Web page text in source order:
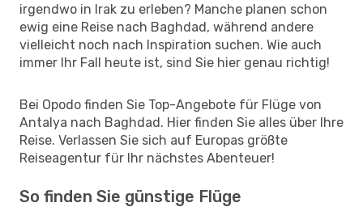
irgendwo in Irak zu erleben? Manche planen schon
ewig eine Reise nach Baghdad, während andere
vielleicht noch nach Inspiration suchen. Wie auch
immer Ihr Fall heute ist, sind Sie hier genau richtig!
Bei Opodo finden Sie Top-Angebote für Flüge von
Antalya nach Baghdad. Hier finden Sie alles über Ihre
Reise. Verlassen Sie sich auf Europas größte
Reiseagentur für Ihr nächstes Abenteuer!
So finden Sie günstige Flüge